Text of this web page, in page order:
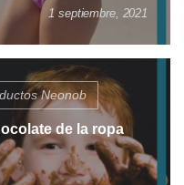
1 septiembre, 2021
Neonob
de la ropa